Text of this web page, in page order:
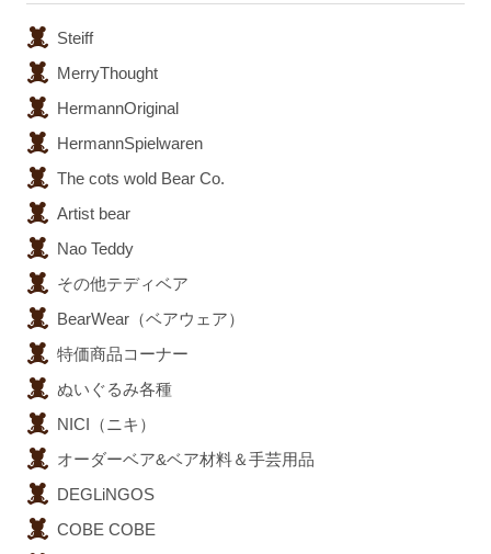
Steiff
MerryThought
HermannOriginal
HermannSpielwaren
The cots wold Bear Co.
Artist bear
Nao Teddy
その他テディベア
BearWear（ベアウェア）
特価商品コーナー
ぬいぐるみ各種
NICI（ニキ）
オーダーベア&ベア材料＆手芸用品
DEGLiNGOS
COBE COBE